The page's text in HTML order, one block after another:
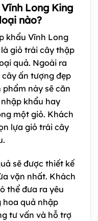
Long King
nào?
khẩu Vĩnh Long
giỏ trái cây thập
quả. Ngoài ra
ấn tượng đẹp
này sẽ căn
khẩu hay
một giỏ. Khách
lựa giỏ trái cây
sẽ được thiết kế
vặn nhất. Khách
thể đưa ra yêu
hoa quả nhập
tư vấn và hỗ trợ